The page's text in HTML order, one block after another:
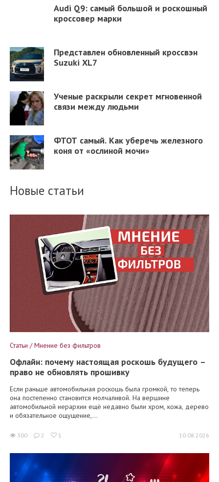
Audi Q9: самый большой и роскошный
кроссовер марки
Представлен обновленный кроссвэн
Suzuki XL7
Ученые раскрыли секрет мгновенной
связи между людьми
ФТОТ самый. Как уберечь железного
коня от «ослиной мочи»
Новые статьи
Статьи / Мнение без фильтров
Офлайн: почему настоящая роскошь будущего –
право не обновлять прошивку
Если раньше автомобильная роскошь была громкой, то теперь
она постепенно становится молчаливой. На вершине
автомобильной иерархии ещё недавно были хром, кожа, дерево
и обязательное ощущение,...
300 2 1 10.08.2026